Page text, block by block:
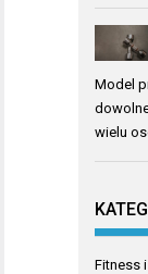
Model
wielu
Fitness